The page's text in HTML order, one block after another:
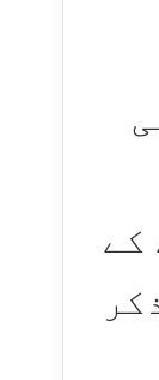
کے